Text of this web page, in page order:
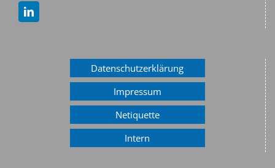
Datenschutzerklärung
Impressum
Netiquette
Intern